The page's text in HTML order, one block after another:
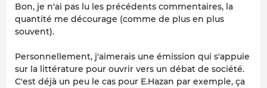
Bon, je n'ai pas lu les précédents commentaires, la
quantité me décourage (comme de plus en plus
souvent).
Personnellement, j'aimerais une émission qui s'appuie
sur la littérature pour ouvrir vers un débat de société.
C'est déjà un peu le cas pour E.Hazan par exemple, ça